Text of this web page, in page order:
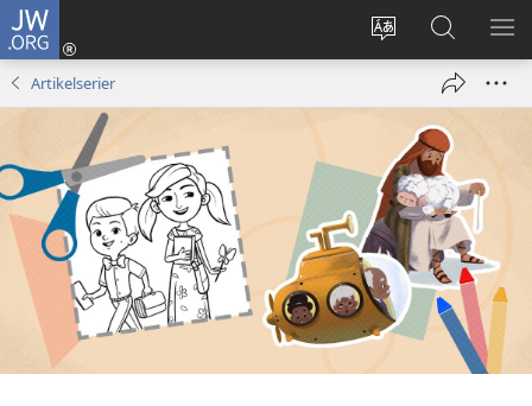
JW.ORG
Vælg
Log
på
vindue)
Søg
på
JW.ORG
VIS
Artikelserier